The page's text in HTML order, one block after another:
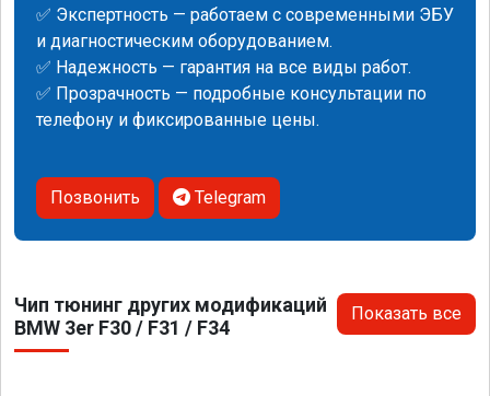
✅ Экспертность — работаем с современными ЭБУ
и диагностическим оборудованием.
✅ Надежность — гарантия на все виды работ.
✅ Прозрачность — подробные консультации по
телефону и фиксированные цены.
Позвонить Telegram
Чип тюнинг других модификаций
BMW 3er F30 / F31 / F34
Показать все